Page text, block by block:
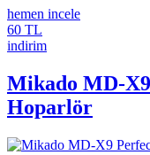
hemen incele
60 TL
indirim
Mikado MD-
Hoparlör